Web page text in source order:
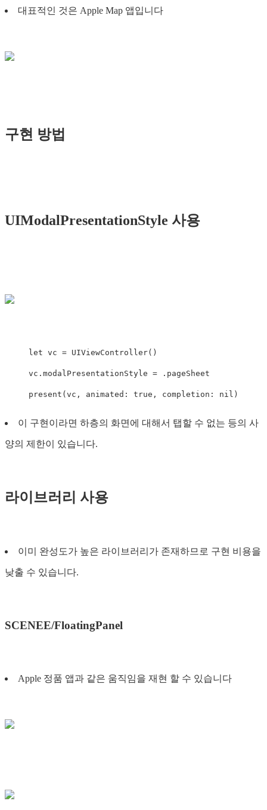
대표적인 것은 Apple Map 앱입니다
구현 방법
UIModalPresentationStyle 사용
let vc = UIViewController()
vc . modalPresentationStyle = . pageSheet
present ( vc , animated : true , completion : nil )
이 구현이라면 하층의 화면에 대해서 탭할 수 없는 등의 사
양의 제한이 있습니다.
라이브러리 사용
이미 완성도가 높은 라이브러리가 존재하므로 구현 비용을
낮출 수 있습니다.
SCENEE/FloatingPanel
Apple 정품 앱과 같은 움직임을 재현 할 수 있습니다